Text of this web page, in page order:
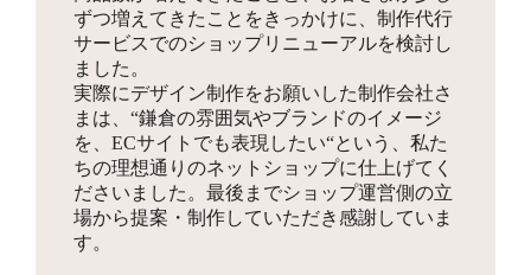
HTMLサイトマップ作成
3,300円
ショップの全体像となりSEO対策にも有効なサイトマッ
プを、フリーページを使って作成します。
受注・入金・発送メール
テンプレ作成
同梱物
お見積り
商品を発送する際に同梱する制作物をデザインします。
ずつ増えてきたことをきっかけに、制作代行
サービスでのショップリニューアルを検討し
ました。
実際にデザイン制作をお願いした制作会社さ
まは、“鎌倉の雰囲気やブランドのイメージ
を、ECサイトでも表現したい“という、私た
ちの理想通りのネットショップに仕上げてく
ださいました。最後までショップ運営側の立
場から提案・制作していただき感謝していま
す。